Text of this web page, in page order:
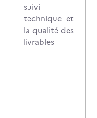
suivi
technique et
la qualité des
livrables